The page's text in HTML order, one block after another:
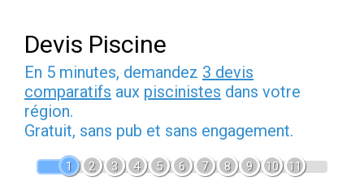
Devis Piscine
En 5 minutes, demandez 3 devis
comparatifs aux piscinistes dans votre
région.
Gratuit, sans pub et sans engagement.
1 2 3 4 5 6 7 8 9 10 11